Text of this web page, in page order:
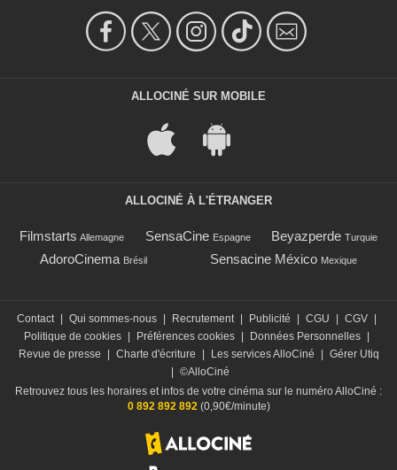
ALLOCINÉ SUR MOBILE
ALLOCINÉ À L'ÉTRANGER
Filmstarts Allemagne SensaCine Espagne Beyazperde Turquie
AdoroCinema Brésil Sensacine México Mexique
Contact Qui sommes-nous Recrutement Publicité CGU CGV
Politique de cookies
Préférences cookies Données Personnelles
Revue de presse
Charte d'écriture Les services AlloCiné
Gérer Utiq
©AlloCiné
Retrouvez tous les horaires et infos de votre cinéma sur le numéro AlloCiné :
0 892 892 892(0,90€/minute)